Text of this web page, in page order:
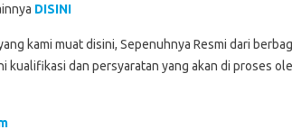
DISINI
kami muat disini, Sepenuhnya Resmi dari
kualifikasi dan persyaratan yang akan di proses